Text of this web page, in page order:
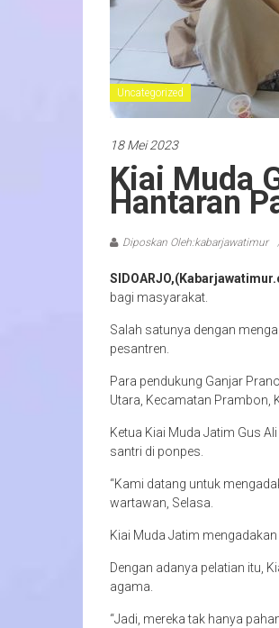
Uncategorized
18 Mei 2023
Kiai Muda
Hantaran
Diposkan Oleh:kabarjawatimur
bagi masyarakat.
Salah satunya dengan
pesantren.
Para pendukung Ganjar
Utara, Kecamatan Prambon,
Ketua Kiai Muda Jatim Gus
santri di ponpes.
“Kami datang untuk
wartawan, Selasa.
Kiai Muda Jatim
Dengan adanya pelatian itu,
agama.
“Jadi, mereka tak hanya